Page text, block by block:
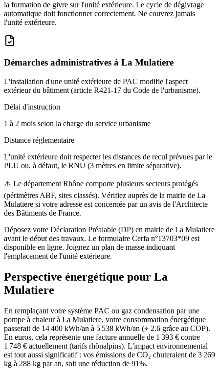
la formation de givre sur l'unité extérieure. Le cycle de dégivrage
automatique doit fonctionner correctement. Ne couvrez jamais
l'unité extérieure.
Démarches administratives à La Mulatiere
L'installation d'une unité extérieure de PAC modifie l'aspect
extérieur du bâtiment (article R421-17 du Code de l'urbanisme).
Délai d'instruction
1 à 2 mois selon la charge du service urbanisme
Distance réglementaire
L'unité extérieure doit respecter les distances de recul prévues par le
PLU ou, à défaut, le RNU (3 mètres en limite séparative).
⚠️ Le département Rhône comporte plusieurs secteurs protégés
(périmètres ABF, sites classés). Vérifiez auprès de la mairie de La
Mulatiere si votre adresse est concernée par un avis de l'Architecte
des Bâtiments de France.
Déposez votre Déclaration Préalable (DP) en mairie de La Mulatiere
avant le début des travaux. Le formulaire Cerfa n°13703*09 est
disponible en ligne. Joignez un plan de masse indiquant
l'emplacement de l'unité extérieure.
Perspective énergétique pour La
Mulatiere
En remplaçant votre système PAC ou gaz condensation par une
pompe à chaleur à La Mulatiere, votre consommation énergétique
passerait de 14 400 kWh/an à 5 538 kWh/an (÷ 2.6 grâce au COP).
En euros, cela représente une facture annuelle de 1 393 € contre
1 748 € actuellement (tarifs rhônalpins). L'impact environnemental
est tout aussi significatif : vos émissions de CO₂ chuteraient de 3 269
kg à 288 kg par an, soit une réduction de 91%.